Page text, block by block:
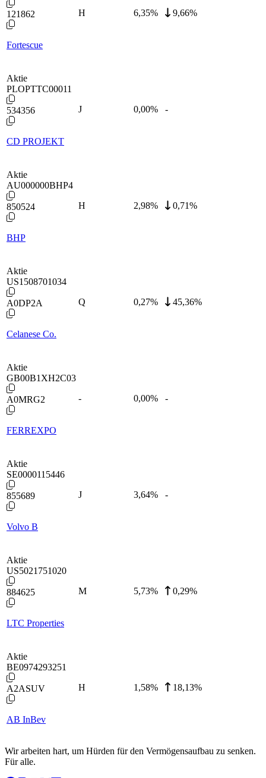
121862
Fortescue
H 6,35% 9,66%
Aktie
PLOPTTC00011
534356
CD PROJEKT
J 0,00% -
Aktie
AU000000BHP4
850524
BHP
H 2,98% 0,71%
Aktie
US1508701034
A0DP2A
Celanese Co.
Q 0,27% 45,36%
Aktie
GB00B1XH2C03
A0MRG2
FERREXPO
- 0,00% -
Aktie
SE0000115446
855689
Volvo B
J 3,64% -
Aktie
US5021751020
884625
LTC Properties
M 5,73% 0,29%
Aktie
BE0974293251
A2ASUV
AB InBev
H 1,58% 18,13%
Wir arbeiten hart, um Hürden für den Vermögensaufbau zu senken.
Für alle.